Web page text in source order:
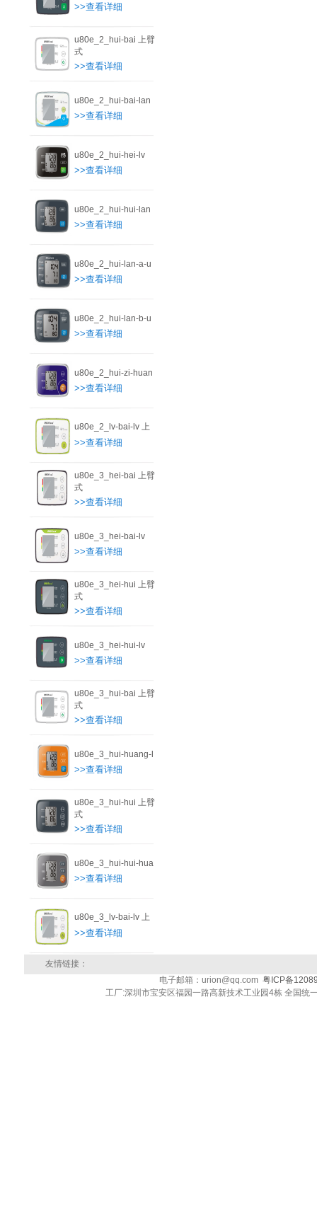
>>查看详细
u80e_2_hui-bai 上臂
式
>>查看详细
u80e_2_hui-bai-lan
>>查看详细
u80e_2_hui-hei-lv
>>查看详细
u80e_2_hui-hui-lan
>>查看详细
u80e_2_hui-lan-a-u
>>查看详细
u80e_2_hui-lan-b-u
>>查看详细
u80e_2_hui-zi-huan
>>查看详细
u80e_2_lv-bai-lv 上
>>查看详细
u80e_3_hei-bai 上臂
式
>>查看详细
u80e_3_hei-bai-lv
>>查看详细
u80e_3_hei-hui 上臂
式
>>查看详细
u80e_3_hei-hui-lv
>>查看详细
u80e_3_hui-bai 上臂
式
>>查看详细
u80e_3_hui-huang-l
>>查看详细
u80e_3_hui-hui 上臂
式
>>查看详细
u80e_3_hui-hui-hua
>>查看详细
u80e_3_lv-bai-lv 上
>>查看详细
友情链接：
电子邮箱：urion@qq.com 粤ICP备
工厂:深圳市宝安区福园一路高新技术工业园4栋 全国